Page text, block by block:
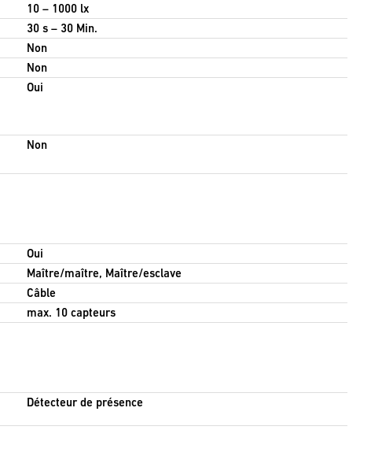
10 – 1000 lx
30 s – 30 Min.
Non
Non
Oui
Non
Oui
Maître/maître, Maître/esclave
Câble
max. 10 capteurs
Détecteur de présence